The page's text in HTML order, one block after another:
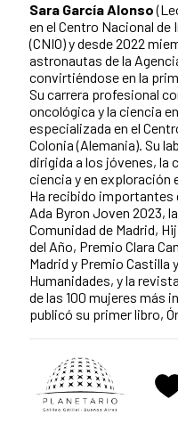
Sara García Alonso
en el Centro Nacional
(CNIO) y desde 2022
astronautas de la
convirtiéndose en la
Su carrera profesional
oncológica y la ciencia
especializada en el
Colonia (Alemania). Su
dirigida a los jóvenes, la
ciencia y en exploración
Ha recibido
Ada Byron Joven 2023,
Comunidad de Madrid,
del Año, Premio Clara
Madrid y Premio Castilla
Humanidades, y la
de las 100 mujeres más
publicó su primer libro,